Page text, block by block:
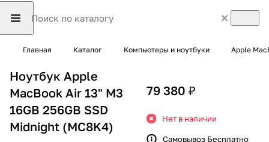
Главная Каталог Компьютеры и ноутбуки Apple
Ноутбук Apple
MacBook Air 13" M3
16GB 256GB SSD
Midnight (MC8K4)
79 380 ₽
Нет в наличии
Самовывоз Бесплатно